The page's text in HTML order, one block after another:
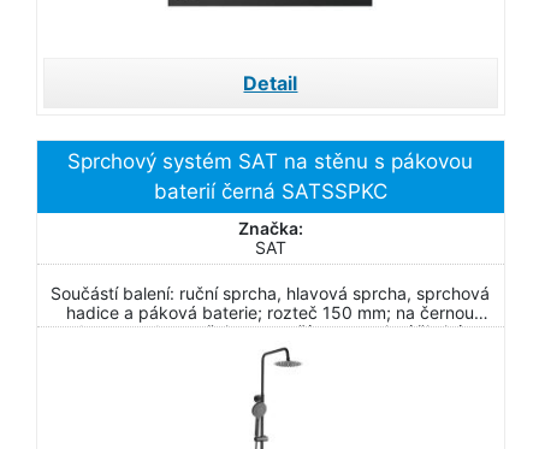
Detail
Sprchový systém SAT na stěnu s pákovou
baterií černá SATSSPKC
Značka:
SAT
Součástí balení: ruční sprcha, hlavová sprcha, sprchová
hadice a páková baterie; rozteč 150 mm; na černou
barvu nedoporučujeme používat agresivní čisticí
prostředky